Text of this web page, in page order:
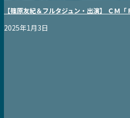
【篠原友紀＆フルタジュン・出演】 ＣＭ「
2025年1月3日